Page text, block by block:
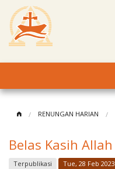
Klasis dan Jemaat
RENUNGAN HARIAN
Belas Kasih Allah
Terpublikasi Tue, 28 Feb 2023